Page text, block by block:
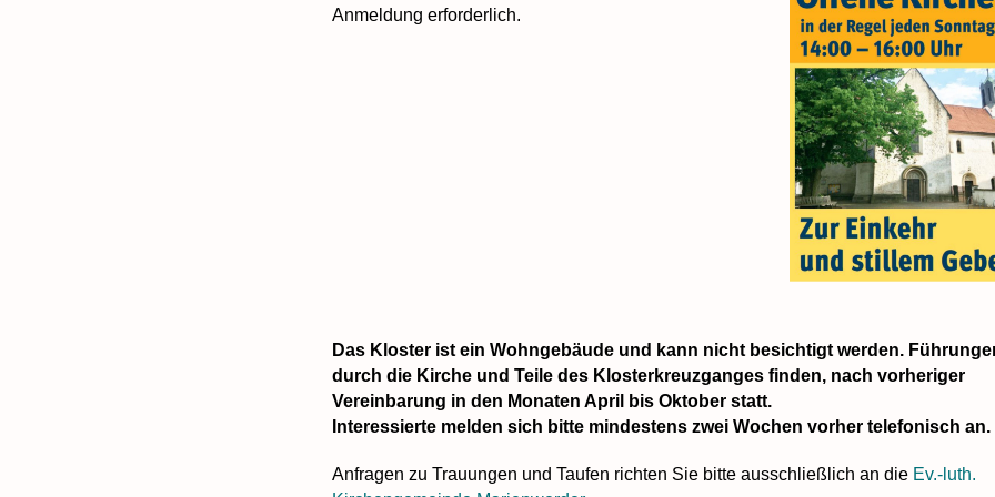
Anmeldung erforderlich.
Das Kloster ist ein Wohngebäude und kann nicht besichtigt werden.
durch die Kirche und Teile des Klosterkreuzganges finden, nach vorheriger
Vereinbarung in den Monaten April bis Oktober statt.
Interessierte melden sich bitte mindestens zwei Wochen vorher telefonisch an.
Anfragen zu Trauungen und Taufen richten Sie bitte ausschließlich an die Ev.-luth.